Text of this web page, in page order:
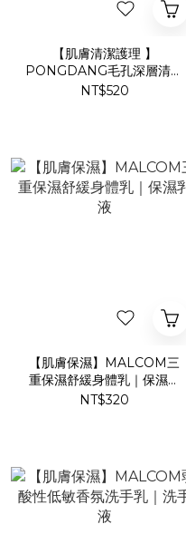
【肌膚清潔護理 】
PONGDANG毛孔深層清潔
卸妝油
NT$520
【肌膚保濕】MALCOM三
重保濕舒緩身體乳｜保濕乳
液
NT$320